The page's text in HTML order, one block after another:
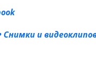
Снимки и